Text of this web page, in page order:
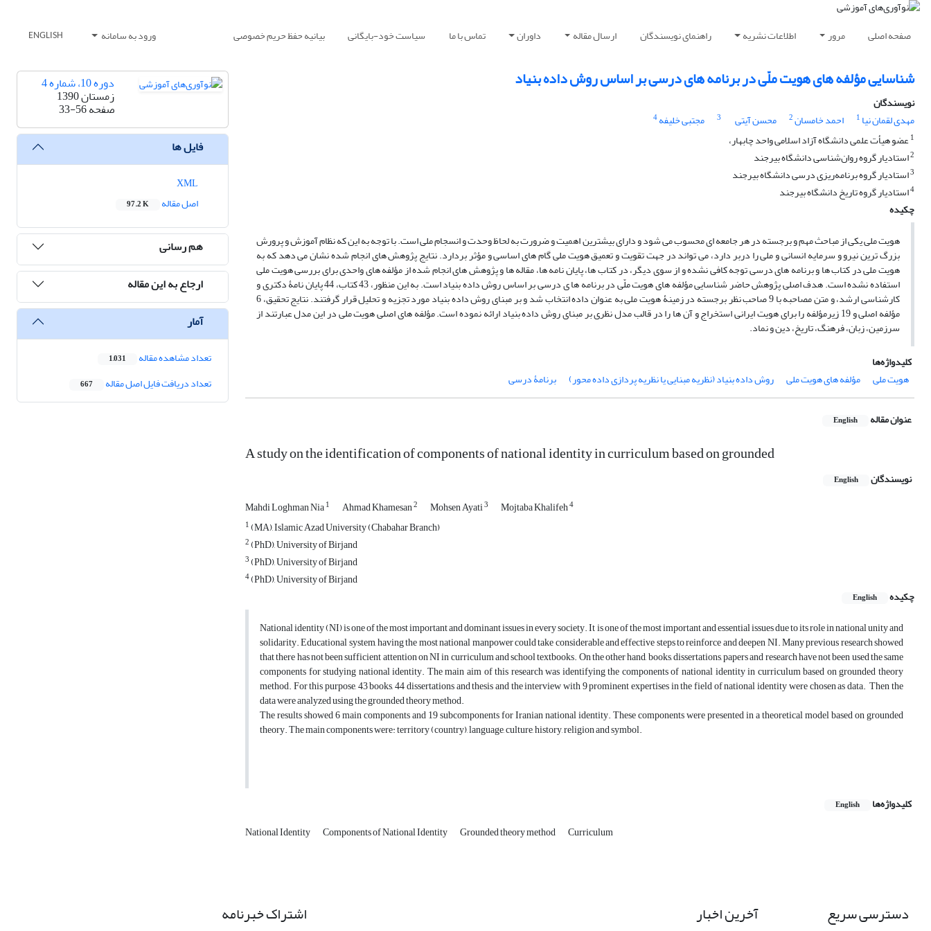
صفحه اصلی مرور اطلاعات نشریه راهنمای نویسندگان ارسال مقاله داوران تماس با ما سیاست خود-بایگانی بیانیه حفظ حریم خصوصی ورود به سامانه ENGLISH
شناسایی مؤلفه های هویت ملّی در برنامه های درسی بر اساس روش داده بنیاد
نویسندگان
مهدی لقمان نیا 1 احمد خامسان2 محسن آیتی 3 مجتبی خلیفه4
1عضو هیأت علمی دانشگاه آزاد اسلامی واحد چابهار،
2استادیار گروه روان‌شناسی دانشگاه بیرجند
3استادیار گروه برنامه‌ریزی درسی دانشگاه بیرجند
4استادیار گروه تاریخ دانشگاه بیرجند
چکیده
هویت ملی یکی از مباحث مهم و برجسته در هر جامعه ای محسوب می شود و دارای بیشترین اهمیت و ضرورت به لحاظ وحدت و انسجام ملی است. با توجه به این که نظام آموزش و پرورش
بزرگ ترین نیرو و سرمایه انسانی و ملی را دربر دارد، می تواند در جهت تقویت و تعمیق هویت ملی گام های اساسی و مؤثر بردارد. نتایج پژوهش های انجام شده نشان می دهد که به
هویت ملی در کتاب ها و برنامه های درسی توجه کافی نشده و از سوی دیگر، در کتاب ها، پایان نامه ها، مقاله ها و پژوهش های انجام شده از مؤلفه های واحدی برای بررسی هویت ملی
استفاده نشده است. هدف اصلی پژوهش حاضر شناسایی مؤلفه های هویت ملّی در برنامه ها ی درسی بر اساس روش داده بنیاد است. به این منظور، 43 کتاب، 44 پایان نامۀ دکتری و
کارشناسی ارشد، و متن مصاحبه با 9 صاحب نظر برجسته در زمینۀ هویت ملی به عنوان داده انتخاب شد و بر مبنای روش داده بنیاد مورد تجزیه و تحلیل قرار گرفتند. نتایج تحقیق، 6
مؤلفه اصلی و 19 زیرمؤلفه را برای هویت ایرانی استخراج و آن ها را در قالب مدل نظری بر مبنای روش داده بنیاد ارائه نموده است. مؤلفه های اصلی هویت ملی در این مدل عبارتند از
سرزمین، زبان، فرهنگ، تاریخ، دین و نماد.
کلیدواژه‌ها
هویت ملی
مؤلفه های هویت ملی روش داده بنیاد (نظریه مبنایی یا نظریه پردازی داده محور) برنامۀ درسی
عنوان مقاله English
A study on the identification of components of national identity in curriculum based on grounded
نویسندگان English
Mahdi Loghman Nia1 Ahmad Khamesan2 Mohsen Ayati3 Mojtaba Khalifeh4
1(MA), Islamic Azad University (Chabahar Branch)
2(PhD), University of Birjand
3(PhD), University of Birjand
4(PhD), University of Birjand
چکیده
English
National identity (NI) is one of the most important and dominant issues in every society. It is one of the most important and essential issues due to its role in national unity and
solidarity. Educational system, having the most national manpower could take considerable and effective steps to reinforce and deepen NI. Many previous research showed
that there has not been sufficient attention on NI in curriculum and school textbooks. On the other hand, books, dissertations, papers and research have not been used the same
components for studying national identity. The main aim of this research was identifying the components of national identity in curriculum based on grounded theory
method. For this purpose, 43 books, 44 dissertations and thesis and the interview with 9 prominent expertises in the field of national identity were chosen as data. Then the
data were analyzed using the grounded theory method.
The results showed 6 main components and 19 subcomponents for Iranian national identity. These components were presented in a theoretical model based on grounded
theory. The main components were: territory (country), language, culture, history, religion and symbol.
کلیدواژه‌ها English
National Identity Components of National Identity Grounded theory method Curriculum
دوره 10، شماره 4
زمستان 1390
صفحه33-56
فایل ها
اصل مقاله
97.2 K
هم رسانی
ارجاع به این مقاله
آمار
تعداد مشاهده مقاله 1,031
تعداد دریافت فایل اصل مقاله 667
دسترسی سریع آخرین اخبار اشتراک خبرنامه